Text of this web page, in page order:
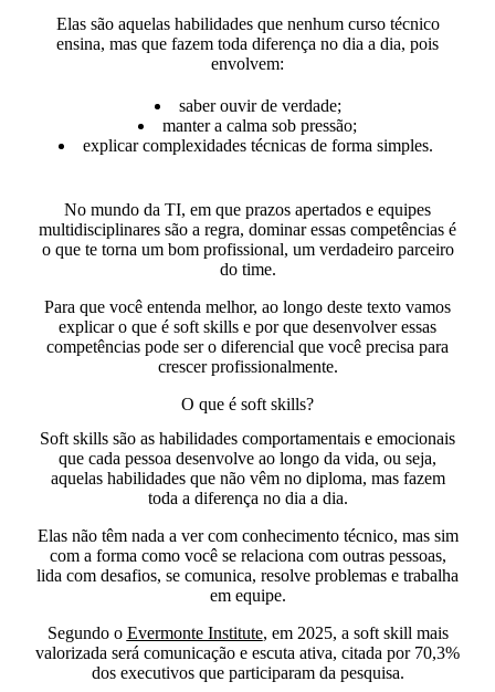
Elas são aquelas habilidades que nenhum curso técnico
ensina, mas que fazem toda diferença no dia a dia, pois
envolvem:
saber ouvir de verdade;
manter a calma sob pressão;
explicar complexidades técnicas de forma simples.
No mundo da TI, em que prazos apertados e equipes
multidisciplinares são a regra, dominar essas competências é
o que te torna um bom profissional, um verdadeiro parceiro
do time.
Para que você entenda melhor, ao longo deste texto vamos
explicar o que é soft skills​ e por que desenvolver essas
competências pode ser o diferencial que você precisa para
crescer profissionalmente.
O que é soft skills​?
Soft skills são as habilidades comportamentais e emocionais
que cada pessoa desenvolve ao longo da vida, ou seja,
aquelas habilidades que não vêm no diploma, mas fazem
toda a diferença no dia a dia.
Elas não têm nada a ver com conhecimento técnico, mas sim
com a forma como você se relaciona com outras pessoas,
lida com desafios, se comunica, resolve problemas e trabalha
em equipe.
Segundo o Evermonte Institute, em 2025, a soft skill mais
valorizada será comunicação e escuta ativa, citada por 70,3%
dos executivos que participaram da pesquisa.